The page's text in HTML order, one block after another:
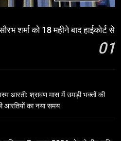
शर्मा को 18 महीने बाद हाईकोर्ट से
01
आरती: श्रावण मास में उमड़ी भक्तों की
आरतियों का नया समय